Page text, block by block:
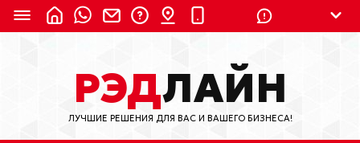
8 (800) 550-9899 (с 2:30 до 11:30 по
Мск)
Бесплатно по России
РЭДЛАЙН
ЛУЧШИЕ РЕШЕНИЯ ДЛЯ ВАС И ВАШЕГО БИЗНЕСА!